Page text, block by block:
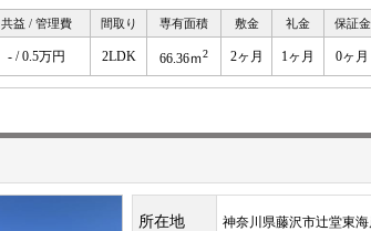
共益 / 管理費 間取り 専有面積 敷金 礼金 保証金
- / 0.5万円 2LDK 66.36ｍ2 2ヶ月 1ヶ月 0ヶ月
所在地 神奈川県藤沢市辻堂東海